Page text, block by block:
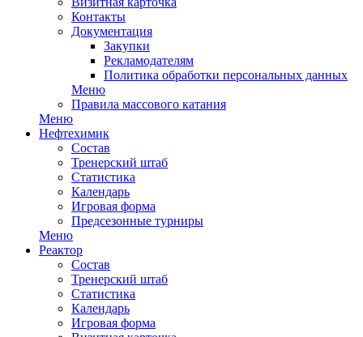
Контакты
Документация
Закупки
Рекламодателям
Политика обработки персональных данных
Меню
Правила массового катания
Меню
Нефтехимик
Состав
Тренерский штаб
Статистика
Календарь
Игровая форма
Предсезонные турниры
Меню
Реактор
Состав
Тренерский штаб
Статистика
Календарь
Игровая форма